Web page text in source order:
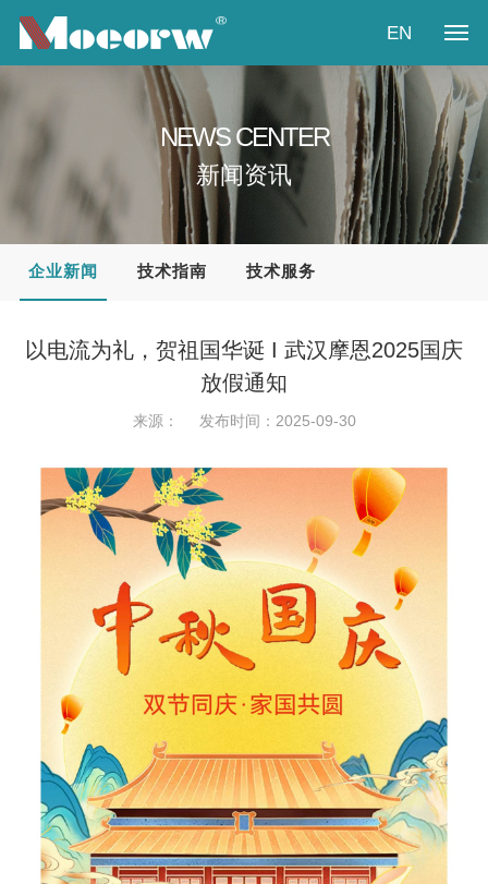
产品展示
新闻资讯
EN
NEWS CENTER
新闻资讯
企业新闻 技术指南 技术服务
以电流为礼，贺祖国华诞 I 武汉摩恩2025国庆
放假通知
来源： 发布时间：2025-09-30